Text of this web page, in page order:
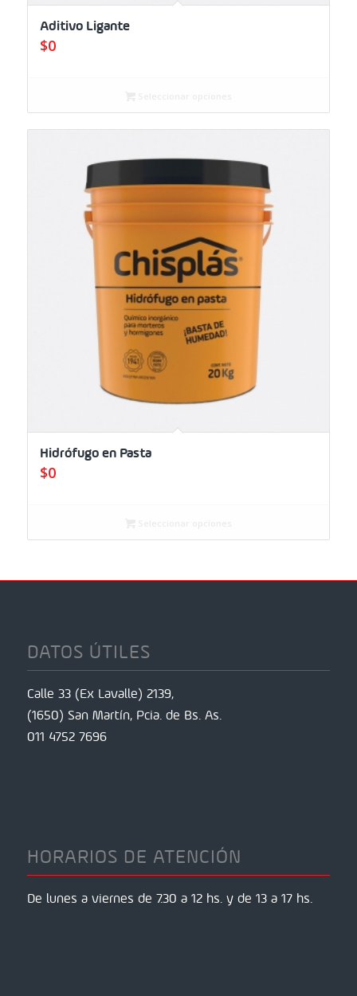
Aditivo Ligante
$0
Hidrófugo en Pasta
$0
DATOS ÚTILES
Calle 33 (Ex Lavalle) 2139,
(1650) San Martín, Pcia. de Bs. As.
011 4752 7696
HORARIOS DE ATENCIÓN
De lunes a viernes de 7.30 a 12 hs. y de 13 a 17 hs.